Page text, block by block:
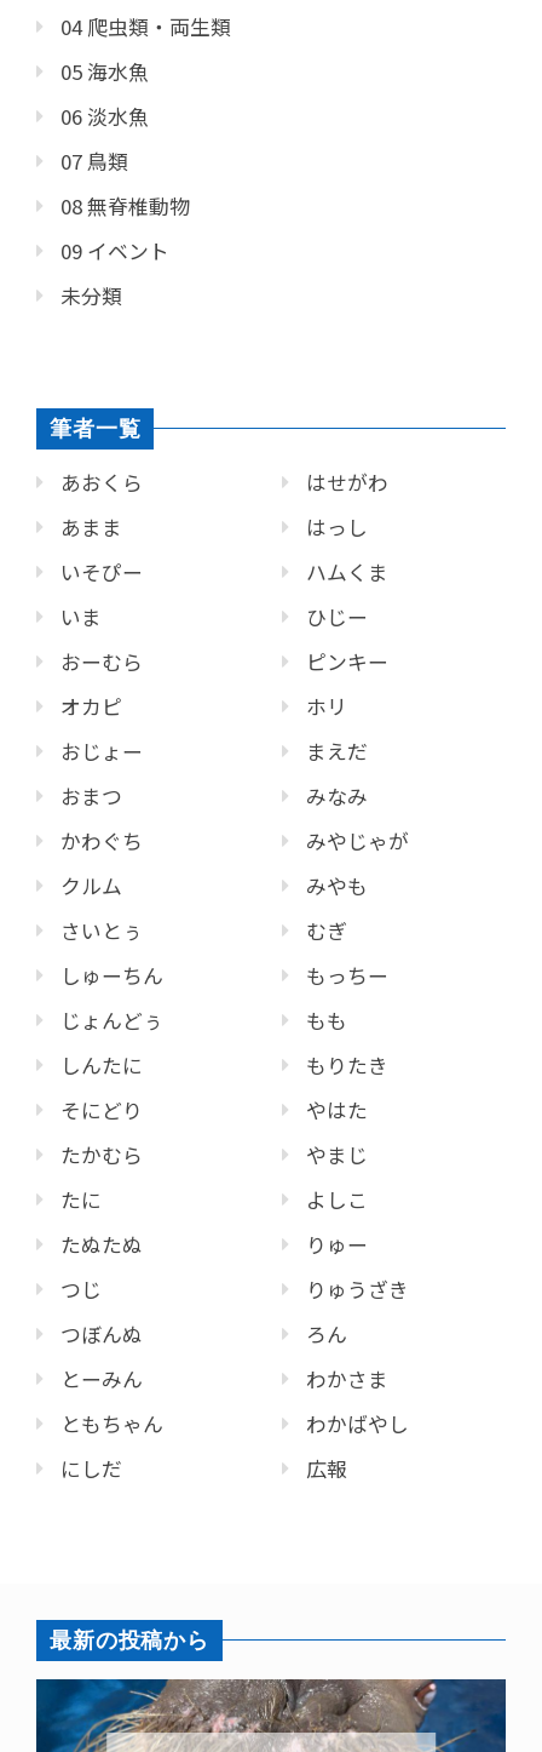
04 爬虫類・両生類
05 海水魚
06 淡水魚
07 鳥類
08 無脊椎動物
09 イベント
未分類
筆者一覧
あおくら
あまま
いそぴー
いま
おーむら
オカピ
おじょー
おまつ
かわぐち
クルム
さいとぅ
しゅーちん
じょんどぅ
しんたに
そにどり
たかむら
たに
たぬたぬ
つじ
つぼんぬ
とーみん
ともちゃん
にしだ
はせがわ
はっし
ハムくま
ひじー
ピンキー
ホリ
まえだ
みなみ
みやじゃが
みやも
むぎ
もっちー
もも
もりたき
やはた
やまじ
よしこ
りゅー
りゅうざき
ろん
わかさま
わかばやし
広報
最新の投稿から